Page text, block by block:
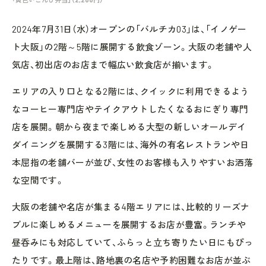
2024年7月31日（水）オープンの「バルチカ03」は、「イノゲー
ト大阪」の2階～5階に展開する飲食ゾーン。大阪の老舗や人
気店、初出店のお店まで幅広い飲食店が揃います。
エリアの入り口となる2階には、クイックに利用できるよう
なコーヒー専門店やテイクアウトしたくなるおにぎり専門
店を展開。朝から夜まで楽しめる大型の新しいオールデイ
ダイニングを展開する3階には、海外の有名レストランや日
本屈指の老舗バーが並び、女性のお客様も入りやすいお洒落
な空間です。
大阪の老舗や名店が集まる4階エリアには、比較的リーズナ
ブルに楽しめるメニューを展開するお店が豊富。ランチや
昼呑みにも対応していて、ふらっと立ち寄りたい日にもぴっ
たりです。最上階は、路地裏の名店や予約困難なお店が並ぶ